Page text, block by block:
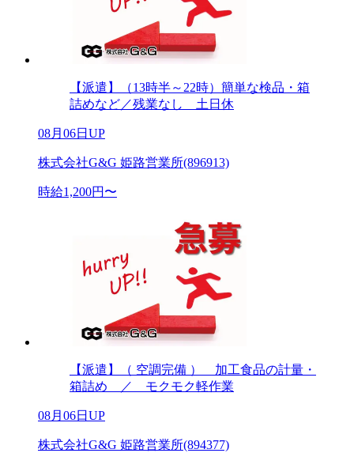
【派遣】（13時半～22時）簡単な検品・箱
詰めなど／残業なし 土日休
08月06日UP
株式会社G&G 姫路営業所(896913)
時給1,200円〜
【派遣】（ 空調完備 ） 加工食品の計量・
箱詰め ／ モクモク軽作業
08月06日UP
株式会社G&G 姫路営業所(894377)